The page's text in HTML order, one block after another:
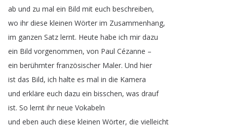
ab und zu mal ein Bild mit euch beschreiben,
wo ihr diese kleinen Wörter im Zusammenhang,
im ganzen Satz lernt. Heute habe ich mir dazu
ein Bild vorgenommen, von Paul Cézanne –
ein berühmter französischer Maler. Und hier
ist das Bild, ich halte es mal in die Kamera
und erkläre euch dazu ein bisschen, was drauf
ist. So lernt ihr neue Vokabeln
und eben auch diese kleinen Wörter, die vielleicht